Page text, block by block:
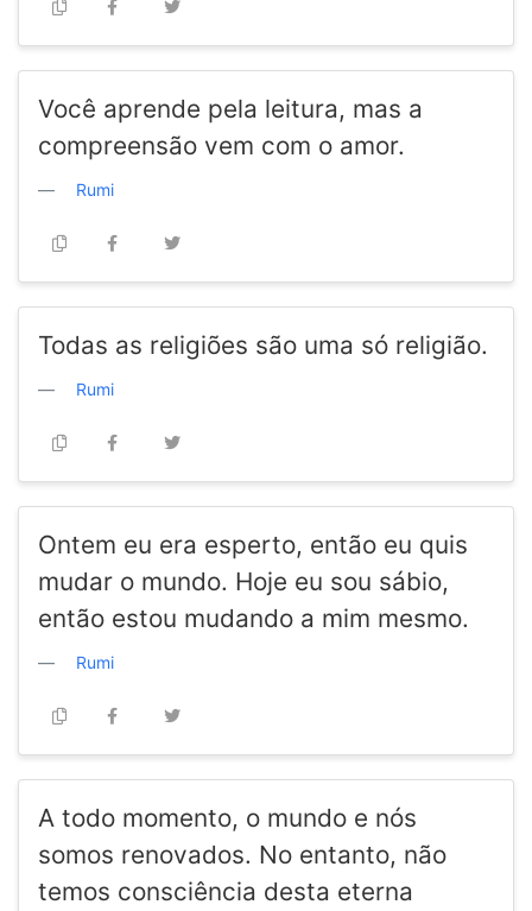
Você aprende pela leitura, mas a
compreensão vem com o amor.
Rumi
Todas as religiões são uma só religião.
Rumi
Ontem eu era esperto, então eu quis
mudar o mundo. Hoje eu sou sábio,
então estou mudando a mim mesmo.
Rumi
A todo momento, o mundo e nós
somos renovados. No entanto, não
temos consciência desta eterna